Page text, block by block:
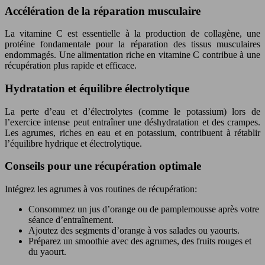
Accélération de la réparation musculaire
La vitamine C est essentielle à la production de collagène, une
protéine fondamentale pour la réparation des tissus musculaires
endommagés. Une alimentation riche en vitamine C contribue à une
récupération plus rapide et efficace.
Hydratation et équilibre électrolytique
La perte d’eau et d’électrolytes (comme le potassium) lors de
l’exercice intense peut entraîner une déshydratation et des crampes.
Les agrumes, riches en eau et en potassium, contribuent à rétablir
l’équilibre hydrique et électrolytique.
Conseils pour une récupération optimale
Intégrez les agrumes à vos routines de récupération:
Consommez un jus d’orange ou de pamplemousse après votre
séance d’entraînement.
Ajoutez des segments d’orange à vos salades ou yaourts.
Préparez un smoothie avec des agrumes, des fruits rouges et
du yaourt.